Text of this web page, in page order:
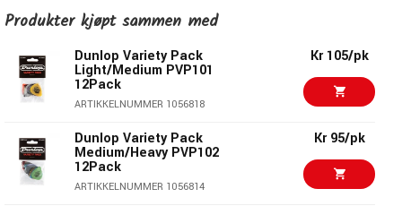
Dunlop Bonamassa
Variety Pick Pack
ARTIKKELNUMMER 1075473
Dunlop Variety Pack
Medium/Heavy PVP102
ARTIKKELNUMMER 1056814
Kr 95/pk
Dunlop Bass Pick
Variety Pack PVP117
Kr 91/pk
Produkter kjøpt sammen med
Dunlop Variety Pack
Light/Medium PVP101
12Pack
ARTIKKELNUMMER 1056818
Kr 105/pk
Dunlop Variety Pack
Medium/Heavy PVP102
12Pack
ARTIKKELNUMMER 1056814
Kr 95/pk